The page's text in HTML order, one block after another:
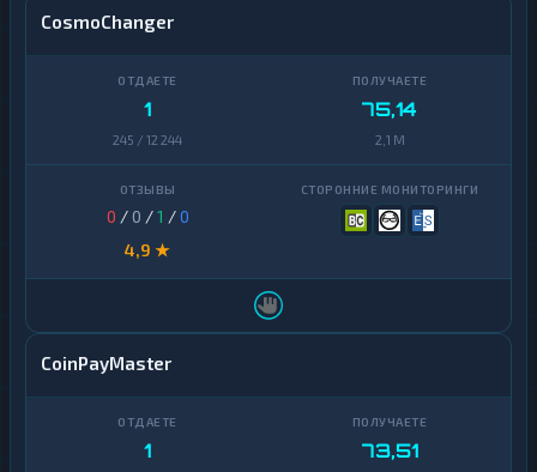
CosmoChanger
1
245 / 12 244
75,14
2,1 M
0 / 0 /1 /0
4,9 ★
CoinPayMaster
1 73,51